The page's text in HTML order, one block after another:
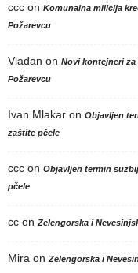
ccc on Komunalna milicija
Požarevcu
Vladan on Novi kontejneri
Požarevcu
Ivan Mlakar on Objavljen
zaštite pčele
ccc on Objavljen termin
pčele
cc on Zelengorska i
Mira on Zelengorska i